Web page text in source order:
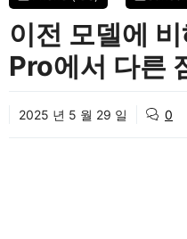
이전 모델에
Pro에서 다른
2025 년 5 월 29 일 0